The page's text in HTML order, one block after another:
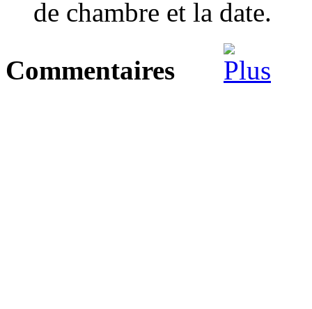
de chambre et la date.
Commentaires